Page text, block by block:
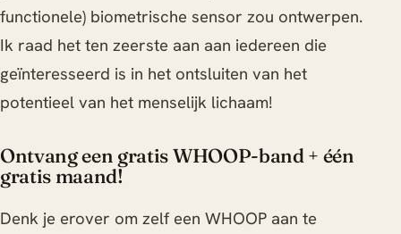
functionele) biometrische sensor zou ontwerpen.
Ik raad het ten zeerste aan aan iedereen die
geïnteresseerd is in het ontsluiten van het
potentieel van het menselijk lichaam!
Ontvang een gratis WHOOP-band + één
gratis maand!
Denk je erover om zelf een WHOOP aan te